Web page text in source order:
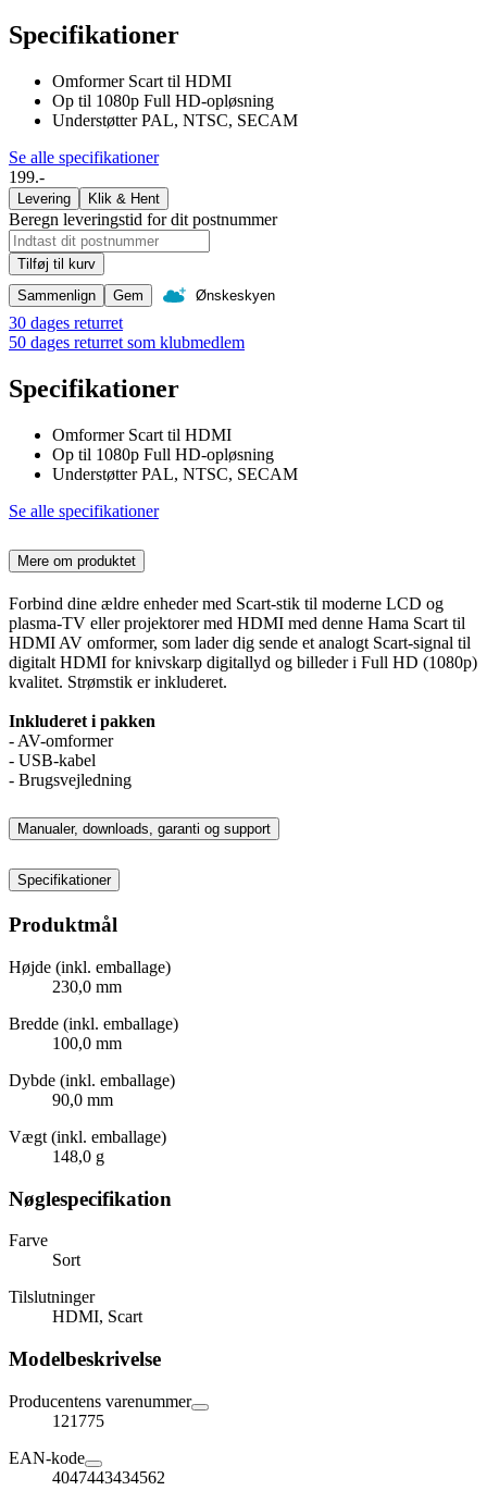
Specifikationer
Omformer Scart til HDMI
Op til 1080p Full HD-opløsning
Understøtter PAL, NTSC, SECAM
Se alle specifikationer
199.-
Levering Klik & Hent
Beregn leveringstid for dit postnummer
Tilføj til kurv
Sammenlign
Gem Ønskeskyen
30 dages returret
50 dages returret som klubmedlem
Specifikationer
Omformer Scart til HDMI
Op til 1080p Full HD-opløsning
Understøtter PAL, NTSC, SECAM
Se alle specifikationer
Mere om produktet
Forbind dine ældre enheder med Scart-stik til moderne LCD og
plasma-TV eller projektorer med HDMI med denne Hama Scart til
HDMI AV omformer, som lader dig sende et analogt Scart-signal til
digitalt HDMI for knivskarp digitallyd og billeder i Full HD (1080p)
kvalitet. Strømstik er inkluderet.
Inkluderet i pakken
- AV-omformer
- USB-kabel
- Brugsvejledning
Manualer, downloads, garanti og support
Specifikationer
Produktmål
Højde (inkl. emballage)
230,0 mm
Bredde (inkl. emballage)
100,0 mm
Dybde (inkl. emballage)
90,0 mm
Vægt (inkl. emballage)
148,0 g
Nøglespecifikation
Farve
Sort
Tilslutninger
HDMI, Scart
Modelbeskrivelse
Producentens varenummer
121775
EAN-kode
4047443434562